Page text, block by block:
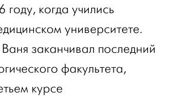
когда учились
университете.
заканчивал последний
факультета,
курсе